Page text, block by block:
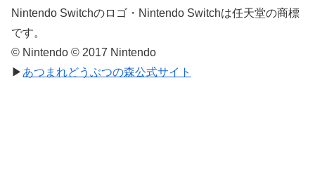
Nintendo Switchのロゴ・Nintendo Switchは任天堂の商標
です。
© Nintendo © 2017 Nintendo
▶ あつまれどうぶつの森公式サイト